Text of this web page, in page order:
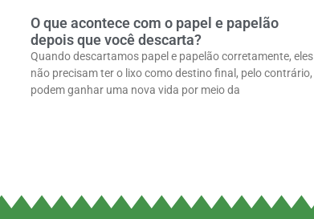
O que acontece com o papel e papelão
depois que você descarta?
Quando descartamos papel e papelão corretamente, eles
não precisam ter o lixo como destino final, pelo contrário,
podem ganhar uma nova vida por meio da